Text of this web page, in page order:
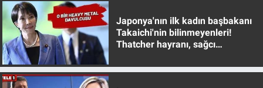
Japonya'nın ilk kadın başbakanı
Takaichi'nin bilinmeyenleri!
Thatcher hayranı, sağcı